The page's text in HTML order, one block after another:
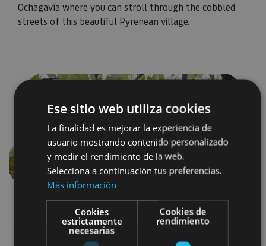
Ochagavía where you can stroll through the cobbled
streets of this beautiful Pyrenean village.
Previous
Ese sitio web utiliza cookies
La finalidad es mejorar la experiencia de
usuario mostrando contenido personalizado
y medir el rendimiento de la web.
Selecciona a continuación tus preferencias.
Más información
Cookies
estrictamente
necesarias
Cookies de
rendimiento